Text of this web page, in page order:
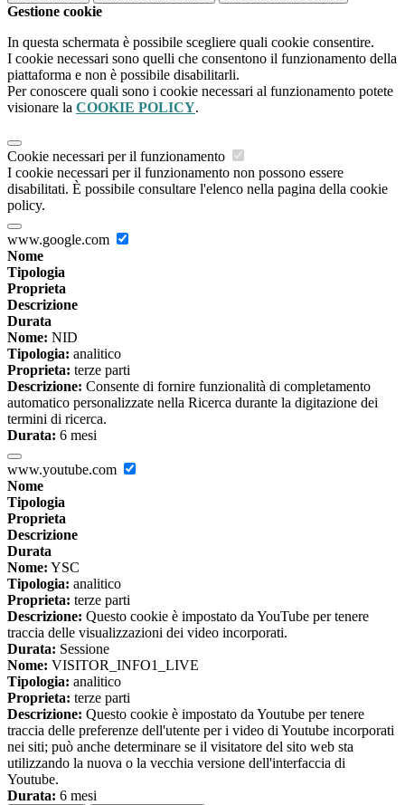
Gestione cookie
In questa schermata è possibile scegliere quali cookie consentire.
I cookie necessari sono quelli che consentono il funzionamento della
piattaforma e non è possibile disabilitarli.
Per conoscere quali sono i cookie necessari al funzionamento potete
visionare la COOKIE POLICY.
Cookie necessari per il funzionamento
I cookie necessari per il funzionamento non possono essere
disabilitati. È possibile consultare l'elenco nella pagina della cookie
policy.
www.google.com
Nome
Tipologia
Proprieta
Descrizione
Durata
Nome: NID
Tipologia: analitico
Proprieta: terze parti
Descrizione: Consente di fornire funzionalità di completamento
automatico personalizzate nella Ricerca durante la digitazione dei
termini di ricerca.
Durata: 6 mesi
www.youtube.com
Nome
Tipologia
Proprieta
Descrizione
Durata
Nome: YSC
Tipologia: analitico
Proprieta: terze parti
Descrizione: Questo cookie è impostato da YouTube per tenere
traccia delle visualizzazioni dei video incorporati.
Durata: Sessione
Nome: VISITOR_INFO1_LIVE
Tipologia: analitico
Proprieta: terze parti
Descrizione: Questo cookie è impostato da Youtube per tenere
traccia delle preferenze dell'utente per i video di Youtube incorporati
nei siti; può anche determinare se il visitatore del sito web sta
utilizzando la nuova o la vecchia versione dell'interfaccia di
Youtube.
Durata: 6 mesi